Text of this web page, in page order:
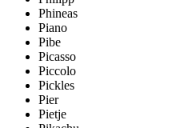
Phineas
Piano
Pibe
Picasso
Piccolo
Pickles
Pier
Pietje